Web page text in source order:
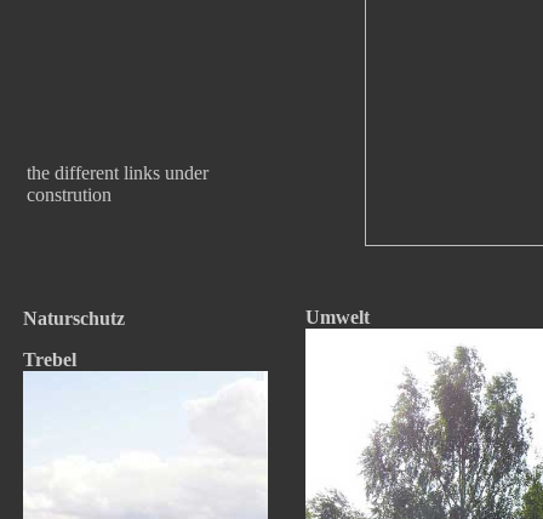
Naturschutz
Trebel
Umwelt
the different links under
constrution